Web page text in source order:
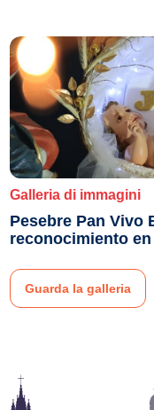
Galleria di immagini
Pesebre Pan Vivo
reconocimiento
Guarda la galleria